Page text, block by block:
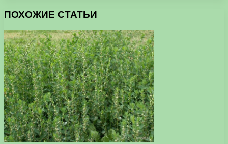
ПОХОЖИЕ СТАТЬИ